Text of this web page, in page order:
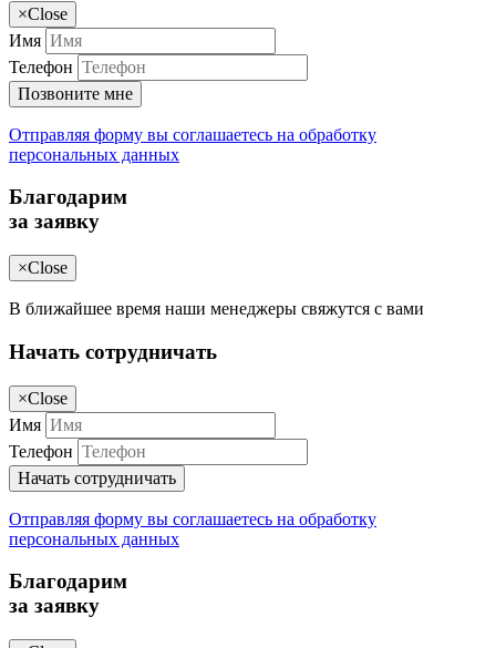
×Close
Имя
Телефон
Позвоните мне
Отправляя форму вы соглашаетесь на обработку
персональных данных
Благодарим
за заявку
×Close
В ближайшее время наши менеджеры свяжутся с вами
Начать сотрудничать
×Close
Имя
Телефон
Начать сотрудничать
Отправляя форму вы соглашаетесь на обработку
персональных данных
Благодарим
за заявку